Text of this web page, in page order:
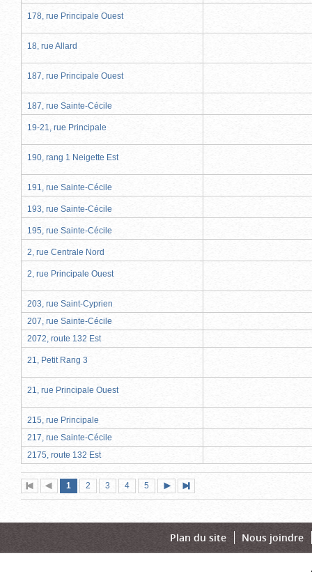
178, rue Principale Ouest
18, rue Allard
187, rue Principale Ouest
187, rue Sainte-Cécile
19-21, rue Principale
190, rang 1 Neigette Est
191, rue Sainte-Cécile
193, rue Sainte-Cécile
195, rue Sainte-Cécile
2, rue Centrale Nord
2, rue Principale Ouest
203, rue Saint-Cyprien
207, rue Sainte-Cécile
2072, route 132 Est
21, Petit Rang 3
21, rue Principale Ouest
215, rue Principale
217, rue Sainte-Cécile
2175, route 132 Est
Première
page
Page
précédente
Page
1 (page
actuelle)
Page
2 Page
3 Page
4 Page
5
suivante
page
Plan du site Nous joindre